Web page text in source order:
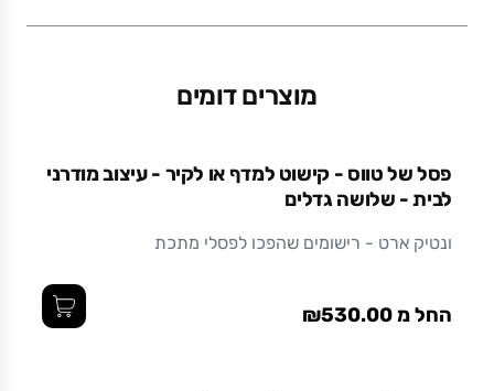
משקל (גרם)
עמיד ואיכותי לאורך זמן.
מוצרים דומים
פסל של טווס - קישוט למדף או לקיר - עיצוב מודרני
לבית - שלושה גדלים
ונטיק ארט - רישומים שהפכו לפסלי מתכת
החל מ ₪530.00